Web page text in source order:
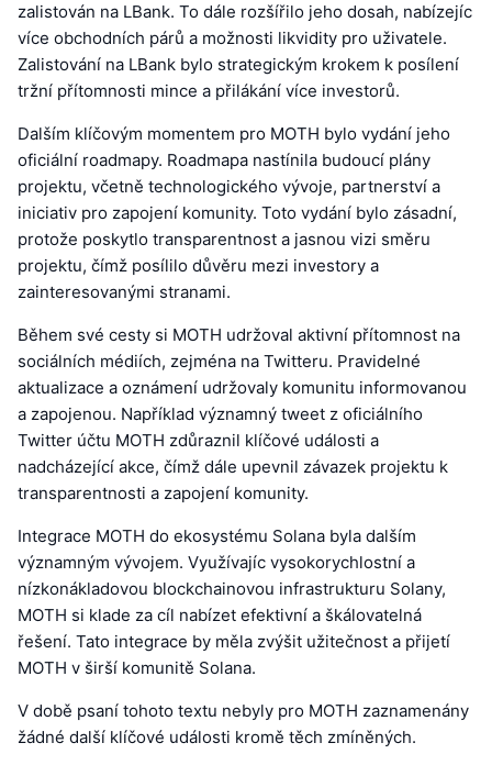
zalistován na LBank. To dále rozšířilo jeho dosah, nabízejíc
více obchodních párů a možnosti likvidity pro uživatele.
Zalistování na LBank bylo strategickým krokem k posílení
tržní přítomnosti mince a přilákání více investorů.
Dalším klíčovým momentem pro MOTH bylo vydání jeho
oficiální roadmapy. Roadmapa nastínila budoucí plány
projektu, včetně technologického vývoje, partnerství a
iniciativ pro zapojení komunity. Toto vydání bylo zásadní,
protože poskytlo transparentnost a jasnou vizi směru
projektu, čímž posílilo důvěru mezi investory a
zainteresovanými stranami.
Během své cesty si MOTH udržoval aktivní přítomnost na
sociálních médiích, zejména na Twitteru. Pravidelné
aktualizace a oznámení udržovaly komunitu informovanou
a zapojenou. Například významný tweet z oficiálního
Twitter účtu MOTH zdůraznil klíčové události a
nadcházející akce, čímž dále upevnil závazek projektu k
transparentnosti a zapojení komunity.
Integrace MOTH do ekosystému Solana byla dalším
významným vývojem. Využívajíc vysokorychlostní a
nízkonákladovou blockchainovou infrastrukturu Solany,
MOTH si klade za cíl nabízet efektivní a škálovatelná
řešení. Tato integrace by měla zvýšit užitečnost a přijetí
MOTH v širší komunitě Solana.
V době psaní tohoto textu nebyly pro MOTH zaznamenány
žádné další klíčové události kromě těch zmíněných.